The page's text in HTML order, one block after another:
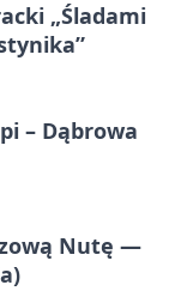
„Śladami
– Dąbrowa
Nutę —